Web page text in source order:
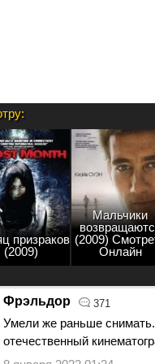
призраков
(2009)
Мальчики
(2009)
Онлайн
Фрэльдор 371
Умели же раньше
отечественный